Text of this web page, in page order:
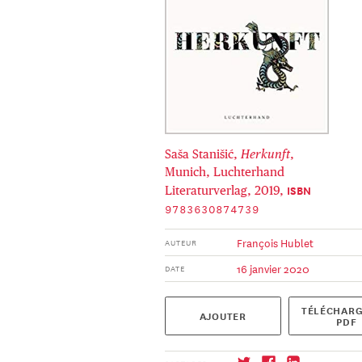
Saša Stanišić, Herkunft,
Munich, Luchterhand
Literaturverlag, 2019, ISBN
9783630874739
AUTEUR François Hublet
DATE 16 janvier 2020
AJOUTER PDF